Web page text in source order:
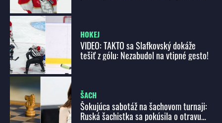
HOKEJ
VIDEO: TAKTO sa Slafkovský dokáže
tešiť z gólu: Nezabudol na vtipné gesto!
ŠACH
Šokujúca sabotáž na šachovom turnaji:
Ruská šachistka sa pokúsila o otravu